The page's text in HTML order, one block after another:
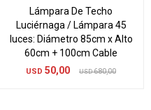
Lámpara De Techo
Luciérnaga / Lámpara 45
luces: Diámetro 85cm x Alto
60cm + 100cm Cable
USD 50,00 USD 680,00